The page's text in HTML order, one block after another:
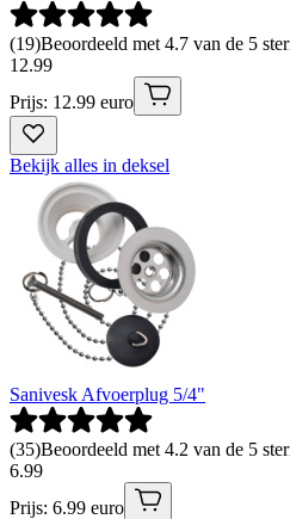
(19)Beoordeeld met 4.7 van de 5
12.99
Prijs: 12.99 euro
Bekijk alles in deksel
Sanivesk Afvoerplug 5/4"
(35)Beoordeeld met 4.2 van de 5
6.99
Prijs: 6.99 euro